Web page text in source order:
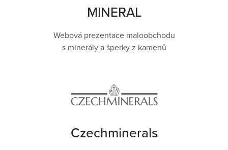
MINERAL
Webová prezentace maloobchodu
s minerály a šperky z kamenů
Czechminerals